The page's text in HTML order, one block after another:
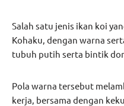
Salah satu jenis ikan koi
Kohaku, dengan warna
tubuh putih serta bintik
Pola warna tersebut
kerja, bersama dengan